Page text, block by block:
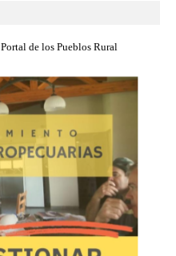
Portal de los Pueblos Rural